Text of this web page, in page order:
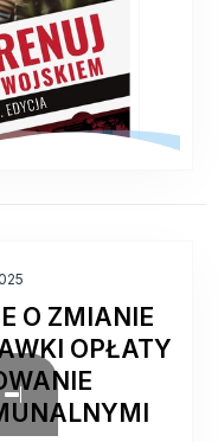
O ZMIANIE
OPŁATY